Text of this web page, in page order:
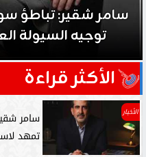
سامر شقير: تباطؤ
توجيه السيولة
الأكثر قراءة
الأخبار
تمهد